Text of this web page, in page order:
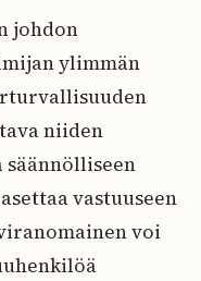
johdon
ylimmän
niiden
vastuuseen
voi